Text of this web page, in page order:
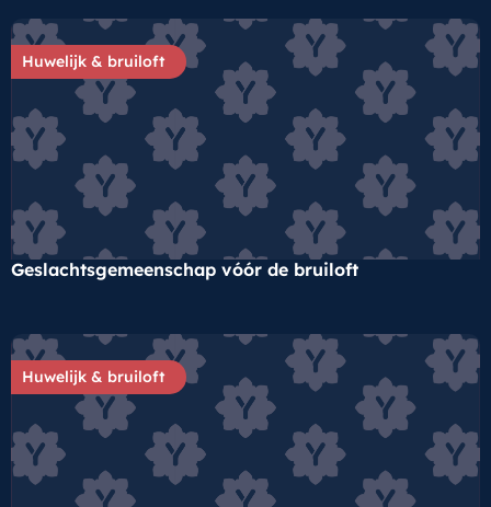
Huwelijk & bruiloft
Geslachtsgemeenschap vóór de bruiloft
Huwelijk & bruiloft